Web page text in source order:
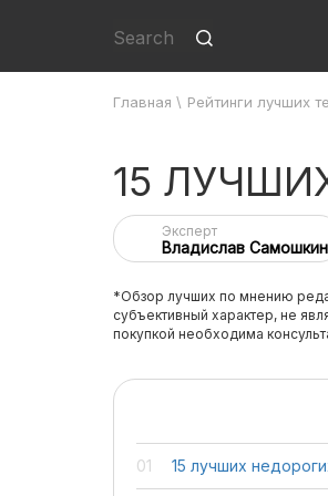
Главная \ Рейтинги лучших
15
Эксперт
Владислав Самошкин
*Обзор лучших по мнению
субъективный характер, не
покупкой необходима
15 лучших